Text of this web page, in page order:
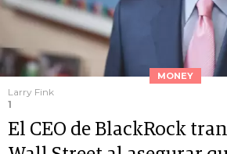
MONEY
Larry Fink
1
El CEO de BlackRock